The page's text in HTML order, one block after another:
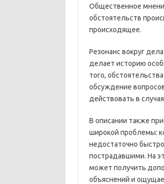
Общественное
обстоятельств
происходящее.
Резонанс вокруг
делает историю
того,
обсуждение
действовать в
В описании также
широкой проблемы:
недостаточно
пострадавшими. На
может получить
объяснений и